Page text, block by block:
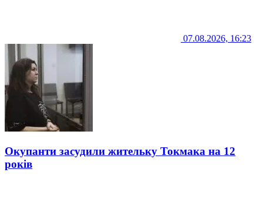
07.08.2026, 16:23
Окупанти засудили жительку Токмака на 12
років